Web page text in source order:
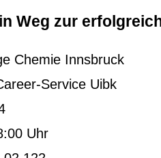
Weg zur
Chemie Innsbruck
Service Uibk
Uhr